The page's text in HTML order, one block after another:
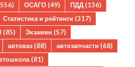
ОСАГО (49) ПДД (136)
Статистика и рейтинги (317)
(85) Экзамен (57)
автоваз (88) автозапчасти (68)
(81)